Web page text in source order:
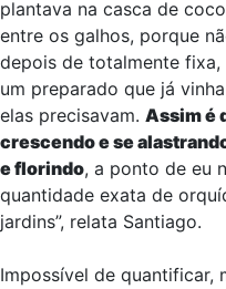
plantava na casca de
entre os galhos, porque
depois de totalmente
um preparado que já
elas precisavam. Assim é
crescendo e se
e florindo, a ponto de eu
quantidade exata de
jardins”, relata Santiago.
Impossível de quantificar,